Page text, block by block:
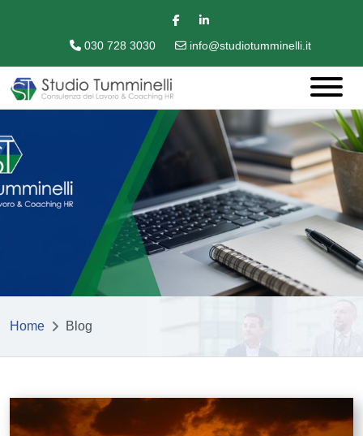
030 728 3030 info@studiotumminelli.it
Home Blog